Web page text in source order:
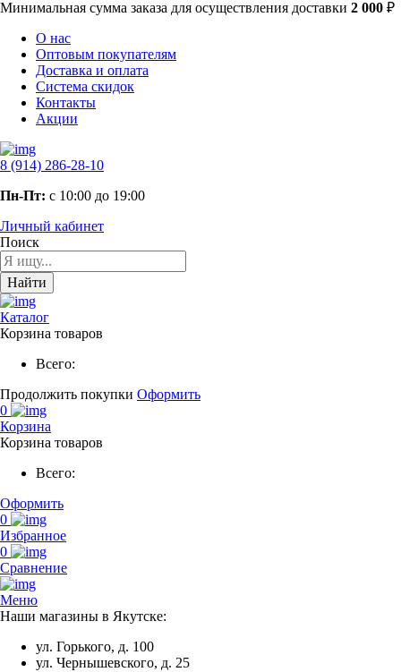
Минимальная сумма заказа для осуществления доставки 2 000 ₽
О нас
Оптовым покупателям
Доставка и оплата
Система скидок
Контакты
Акции
8 (914) 286-28-10
Пн-Пт: с 10:00 до 19:00
Личный кабинет
Поиск
Найти
Каталог
Корзина товаров
Всего:
Продолжить покупки Оформить
0
Корзина
Корзина товаров
Всего:
Оформить
0
Избранное
0
Сравнение
Меню
Наши магазины в Якутске:
ул. Горького, д. 100
ул. Чернышевского, д. 25